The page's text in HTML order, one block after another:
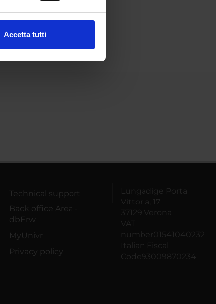
Accetta tutti
Technical support
Back office Area -
dbErw
MyUnivr
Privacy policy
Lungadige Porta
Vittoria, 17
37129 Verona
VAT
number01541040232
Italian Fiscal
Code93009870234